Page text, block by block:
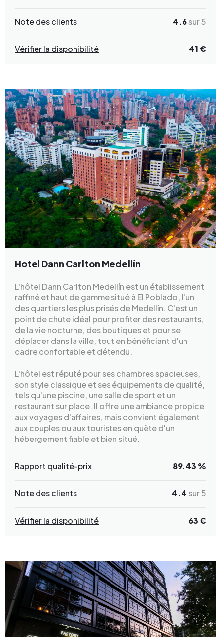
Note des clients 4.6sur 5
Vérifier la disponibilité 41 €
Hotel Dann Carlton Medellín
L'hôtel Dann Carlton Medellín est un établissement
raffiné et haut de gamme situé à El Poblado, l'un
des quartiers les plus prisés de Medellín. C'est un
point de chute idéal pour profiter des restaurants,
de la vie nocturne, des boutiques et pour se
déplacer dans la ville, tout en bénéficiant d'un
cadre confortable et détendu.
L'hôtel est réputé pour ses chambres spacieuses,
son style classique et ses équipements de qualité,
tels qu'une piscine, une salle de sport et un
restaurant sur place. Il offre une ambiance propice
aux voyages d'affaires, mais convient également
aux couples ou aux touristes en quête d'un
hébergement fiable et bien situé.
Rapport qualité-prix 89.43 %
Note des clients 4.4 sur 5
Vérifier la disponibilité 63 €